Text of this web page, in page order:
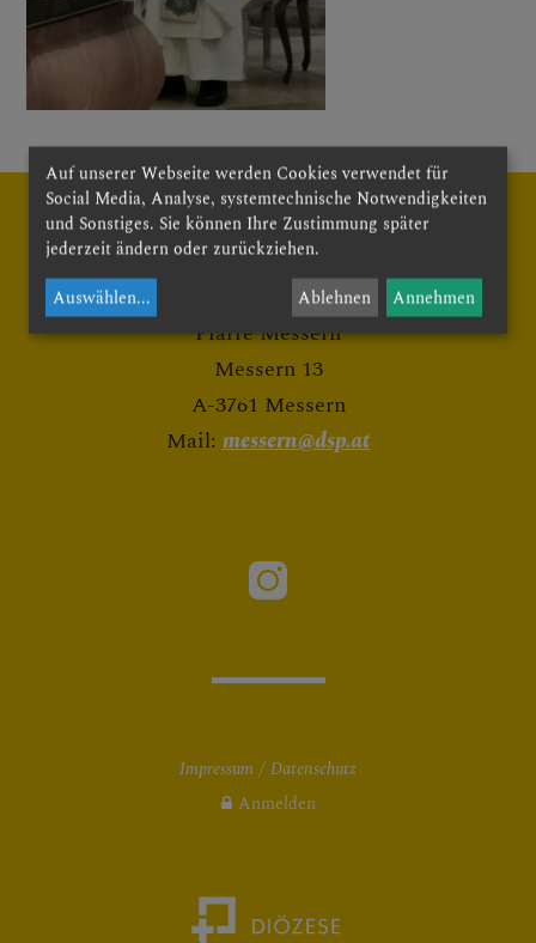
GRUPPEN & RUNDEN
GESCHICHTE
Pfarre Messern
Messern 13
A-3761 Messern
Mail:messern@dsp.at
Impressum
Datenschutz
Anmelden
Auf unserer Webseite werden Cookies verwendet für
Social Media, Analyse, systemtechnische Notwendigkeiten
und Sonstiges. Sie können Ihre Zustimmung später
jederzeit ändern oder zurückziehen.
Auswählen... Ablehnen Annehmen